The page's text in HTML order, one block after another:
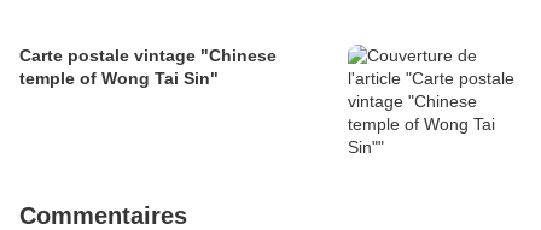
Carte postale vintage "Chinese
temple of Wong Tai Sin"
Commentaires